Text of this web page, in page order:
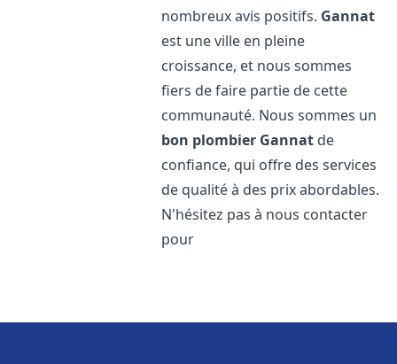
nombreux avis positifs. Gannat
est une ville en pleine
croissance, et nous sommes
fiers de faire partie de cette
communauté. Nous sommes un
bon plombier Gannat de
confiance, qui offre des services
de qualité à des prix abordables.
N'hésitez pas à nous contacter
pour